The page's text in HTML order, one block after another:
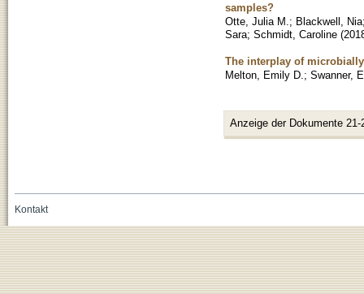
samples?
Otte, Julia M. ; Blackwell, Nia
Sara; Schmidt, Caroline (
The interplay of
Melton, Emily D. ; Swanner,
Anzeige der Dokumente 21-
Kontakt